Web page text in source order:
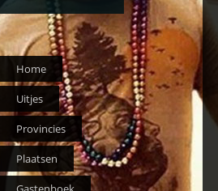
Home
Uitjes
Provincies
Plaatsen